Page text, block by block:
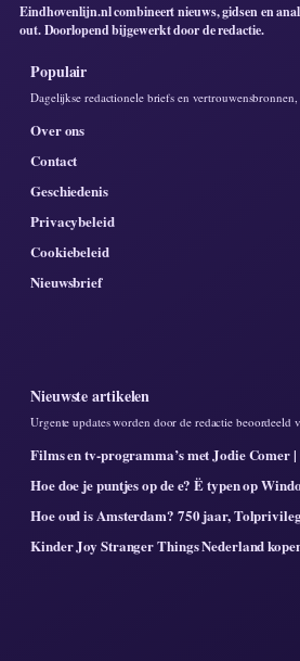
Eindhovenlijn.nl combineert nieuws, gidsen en
out. Doorlopend bijgewerkt door de redactie.
Populair
Dagelijkse redactionele briefs en
Over ons
Contact
Geschiedenis
Privacybeleid
Cookiebeleid
Nieuwsbrief
Nieuwste artikelen
Urgente updates worden door de redactie beoordeeld
Films en tv-programma’s met Jodie Comer
Hoe doe je puntjes op de e? Ë typen op
Hoe oud is Amsterdam? 750 jaar,
Kinder Joy Stranger Things Nederland